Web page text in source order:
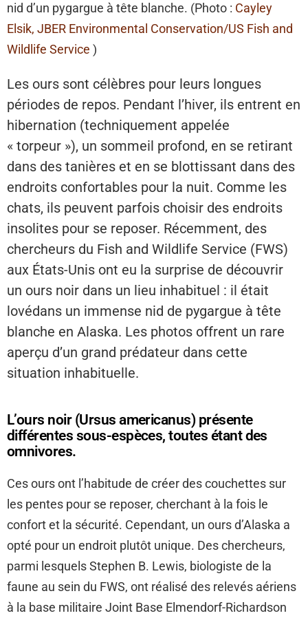
nid d’un pygargue à tête blanche. (Photo : Cayley
Elsik, JBER Environmental Conservation/US Fish and
Wildlife Service )
Les ours sont célèbres pour leurs longues
périodes de repos. Pendant l’hiver, ils entrent en
hibernation (techniquement appelée
« torpeur »), un sommeil profond, en se retirant
dans des tanières et en se blottissant dans des
endroits confortables pour la nuit. Comme les
chats, ils peuvent parfois choisir des endroits
insolites pour se reposer. Récemment, des
chercheurs du Fish and Wildlife Service (FWS)
aux États-Unis ont eu la surprise de découvrir
un ours noir dans un lieu inhabituel : il était
lovédans un immense nid de pygargue à tête
blanche en Alaska. Les photos offrent un rare
aperçu d’un grand prédateur dans cette
situation inhabituelle.
L’ours noir (Ursus americanus) présente
différentes sous-espèces, toutes étant des
omnivores.
Ces ours ont l’habitude de créer des couchettes sur
les pentes pour se reposer, cherchant à la fois le
confort et la sécurité. Cependant, un ours d’Alaska a
opté pour un endroit plutôt unique. Des chercheurs,
parmi lesquels Stephen B. Lewis, biologiste de la
faune au sein du FWS, ont réalisé des relevés aériens
à la base militaire Joint Base Elmendorf-Richardson